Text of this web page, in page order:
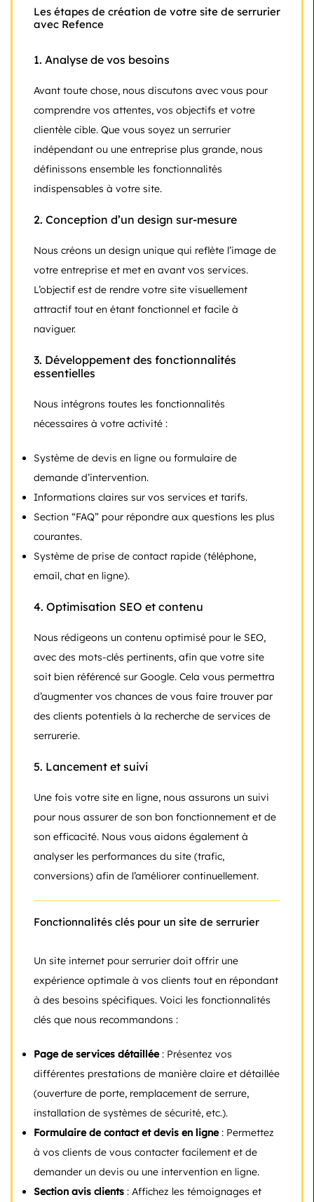
Les étapes de création de votre site de serrurier
avec Refence
1. Analyse de vos besoins
Avant toute chose, nous discutons avec vous pour
comprendre vos attentes, vos objectifs et votre
clientèle cible. Que vous soyez un serrurier
indépendant ou une entreprise plus grande, nous
définissons ensemble les fonctionnalités
indispensables à votre site.
2. Conception d’un design sur-mesure
Nous créons un design unique qui reflète l’image de
votre entreprise et met en avant vos services.
L’objectif est de rendre votre site visuellement
attractif tout en étant fonctionnel et facile à
naviguer.
3. Développement des fonctionnalités
essentielles
Nous intégrons toutes les fonctionnalités
nécessaires à votre activité :
Système de devis en ligne ou formulaire de
demande d’intervention.
Informations claires sur vos services et tarifs.
Section “FAQ” pour répondre aux questions les plus
courantes.
Système de prise de contact rapide (téléphone,
email, chat en ligne).
4. Optimisation SEO et contenu
Nous rédigeons un contenu optimisé pour le SEO,
avec des mots-clés pertinents, afin que votre site
soit bien référencé sur Google. Cela vous permettra
d’augmenter vos chances de vous faire trouver par
des clients potentiels à la recherche de services de
serrurerie.
5. Lancement et suivi
Une fois votre site en ligne, nous assurons un suivi
pour nous assurer de son bon fonctionnement et de
son efficacité. Nous vous aidons également à
analyser les performances du site (trafic,
conversions) afin de l’améliorer continuellement.
Fonctionnalités clés pour un site de serrurier
Un site internet pour serrurier doit offrir une
expérience optimale à vos clients tout en répondant
à des besoins spécifiques. Voici les fonctionnalités
clés que nous recommandons :
Page de services détaillée: Présentez vos
différentes prestations de manière claire et détaillée
(ouverture de porte, remplacement de serrure,
installation de systèmes de sécurité, etc.).
Formulaire de contact et devis en ligne: Permettez
à vos clients de vous contacter facilement et de
demander un devis ou une intervention en ligne.
Section avis clients : Affichez les témoignages et